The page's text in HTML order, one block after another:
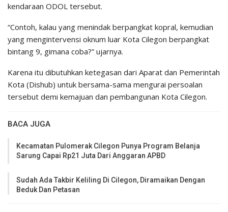
kendaraan ODOL tersebut.
“Contoh, kalau yang menindak berpangkat kopral, kemudian
yang mengintervensi oknum luar Kota Cilegon berpangkat
bintang 9, gimana coba?” ujarnya.
Karena itu dibutuhkan ketegasan dari Aparat dan Pemerintah
Kota (Dishub) untuk bersama-sama mengurai persoalan
tersebut demi kemajuan dan pembangunan Kota Cilegon.
BACA JUGA
Kecamatan Pulomerak Cilegon Punya Program Belanja
Sarung Capai Rp21 Juta Dari Anggaran APBD
Sudah Ada Takbir Keliling Di Cilegon, Diramaikan Dengan
Beduk Dan Petasan